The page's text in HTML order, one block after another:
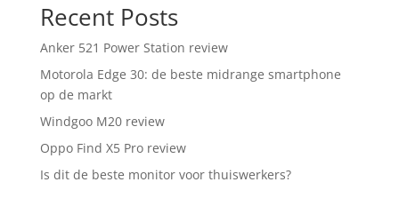
Recent Posts
Anker 521 Power Station review
Motorola Edge 30: de beste midrange smartphone
op de markt
Windgoo M20 review
Oppo Find X5 Pro review
Is dit de beste monitor voor thuiswerkers?